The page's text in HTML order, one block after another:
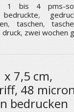
1 bis 4 pms-
bedruckte,
, taschen,
druck, zwei wochen
x 7,5 cm,
48
bedrucken